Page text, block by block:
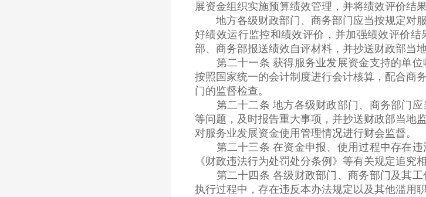
展资金组织实施预算绩效管理，并将绩效评价结
地方各级财政部门、商务部门应当按规定对服
好绩效运行监控和绩效评价，并加强绩效评价
部、商务部报送绩效自评材料，并抄送财政部当地
第二十一条 获得服务业发展资金支持的单位
按照国家统一的会计制度进行会计核算，配合商
门的监督检查。
第二十二条 地方各级财政部门、商务部门应
等问题，及时报告重大事项，并抄送财政部当地
对服务业发展资金使用管理情况进行财会监督。
第二十三条 在资金申报、使用过程中存在违
《财政违法行为处罚处分条例》等有关规定追究
第二十四条 各级财政部门、商务部门及其工
执行过程中，存在违反本办法规定以及其他滥用